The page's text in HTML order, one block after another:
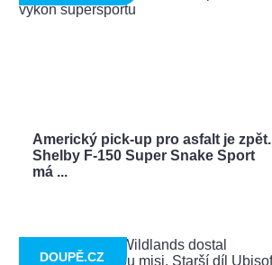
Americký pick-up pro asfalt je zpět.
Shelby F-150 Super Snake Sport
má ...
DOUPĚ.CZ